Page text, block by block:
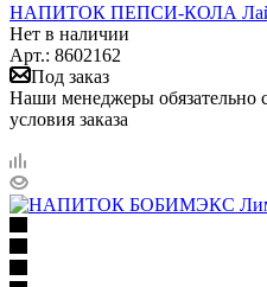
НАПИТОК ПЕПСИ-КОЛА
Нет в наличии
Арт.: 8602162
Под заказ
Наши менеджеры обязательно
условия заказа